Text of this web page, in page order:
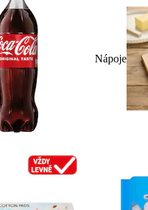
Nápoje